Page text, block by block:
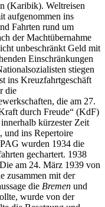
(Karibik). Weltreisen
aufgenommen ins
Fahrten rund um
der Machtübernahme
unbeschränkt Geld mit
Einschränkungen
stiegen
ins Kreuzfahrtgeschäft
die
die am 27.
durch Freude“ (KdF)
kürzester Zeit
und ins Repertoire
wurden 1934 die
gechartert. 1938
am 24. März 1939 von
zusammen mit der
die Bremen und
wurde von der